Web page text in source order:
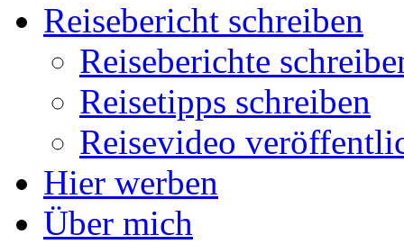
Reisebericht schreiben
Reiseberichte
Reisetipps schreiben
Reisevideo
Hier werben
Über mich